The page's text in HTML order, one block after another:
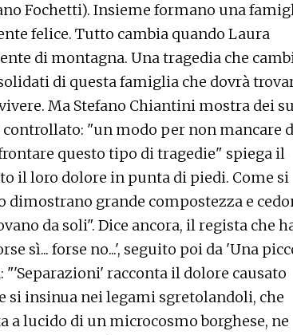
Fochetti). Insieme formano una
felice. Tutto cambia quando Laura
di montagna. Una tragedia che
di questa famiglia che dovrà
Ma Stefano Chiantini mostra dei
"un modo per non mancare
questo tipo di tragedie" spiega il
il loro dolore in punta di piedi. Come si
dimostrano grande compostezza e
da soli". Dice ancora, il regista che
sì... forse no...', seguito poi da 'Una
"'Separazioni' racconta il dolore causato
si insinua nei legami sgretolandoli, che
a lucido di un microcosmo borghese, ne